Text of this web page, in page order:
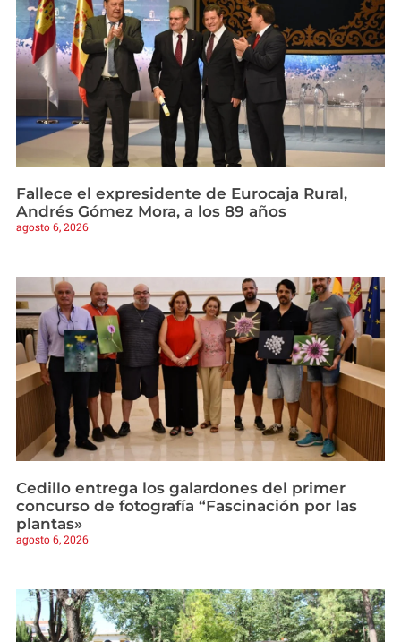
Fallece el expresidente de Eurocaja Rural,
Andrés Gómez Mora, a los 89 años
agosto 6, 2026
Cedillo entrega los galardones del primer
concurso de fotografía “Fascinación por las
plantas»
agosto 6, 2026